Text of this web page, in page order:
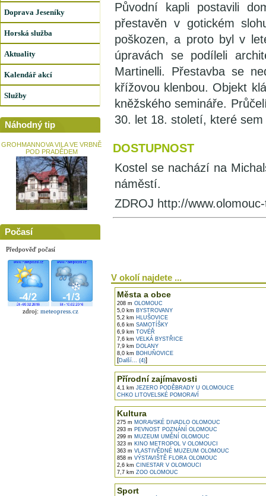
Doprava Jeseníky
Horská služba
Aktuality
Kalendář akcí
Služby
Náhodný tip
GROHMANNOVA VILA VE VRBNĚ
POD PRADĚDEM
Počasí
Předpověď počasí
zdroj: meteopress.cz
Původní kapli postavili
přestavěn v gotickém
poškozen, a proto byl v
úpravách se podíleli
Martinelli. Přestavba se
křížovou klenbou. Objekt
kněžského semináře.
30. let 18. století, které
DOSTUPNOST
Kostel se nachází na
náměstí.
ZDROJ http://
V okolí najdete ...
Města a obce
208 m OLOMOUC
5,0 km BYSTROVANY
5,2 km HLUŠOVICE
6,6 km SAMOTÍŠKY
6,9 km TOVÉŘ
7,6 km VELKÁ BYSTŘICE
7,9 km DOLANY
8,0 km BOHUŇOVICE
[Další... (4)]
Přírodní zajímavosti
4,1 km JEZERO PODĚBRADY U OLOMOUCE
CHKO LITOVELSKÉ POMORAVÍ
Kultura
275 m MORAVSKÉ DIVADLO OLOMOUC
293 m PEVNOST POZNÁNÍ OLOMOUC
299 m MUZEUM UMĚNÍ OLOMOUC
323 m KINO METROPOL V OLOMOUCI
363 m VLASTIVĚDNÉ MUZEUM OLOMOUC
858 m VÝSTAVIŠTĚ FLORA OLOMOUC
2,6 km CINESTAR V OLOMOUCI
7,7 km ZOO OLOMOUC
Sport